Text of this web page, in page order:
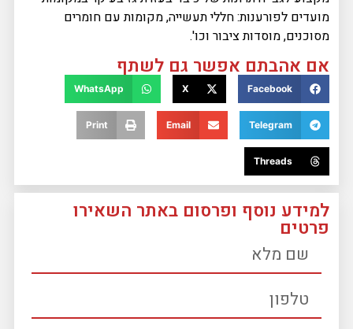
מועדים לפורענות: חללי תעשייה, מקומות עם חומרים
מסוכנים, מוסדות ציבור וכו'.
אם אהבתם אפשר גם לשתף
Facebook
X
WhatsApp
Telegram
Email
Print
Threads
למידע נוסף ופרסום באתר השאירו
פרטים